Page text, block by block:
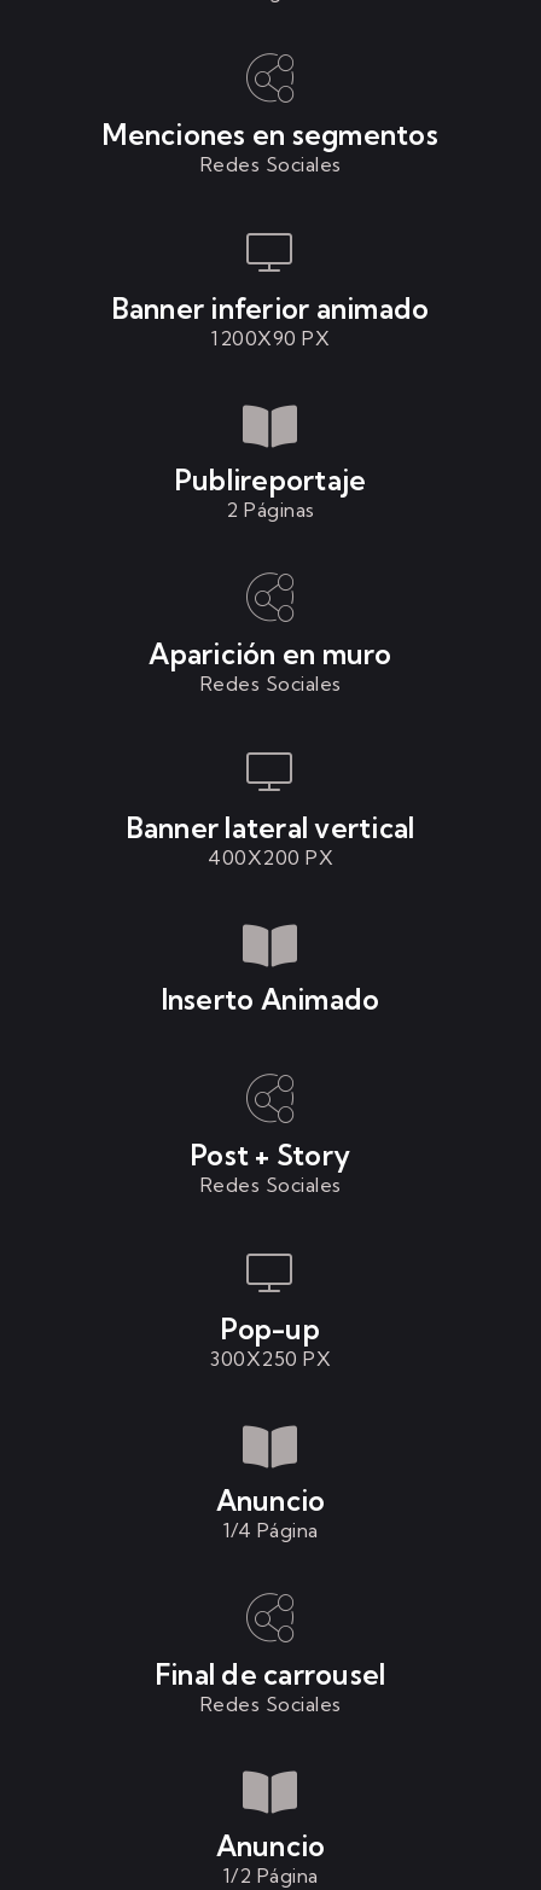
Menciones en segmentos
Redes Sociales
Banner inferior animado
1200X90 PX
Publireportaje
2 Páginas
Aparición en muro
Redes Sociales
Banner lateral vertical
400X200 PX
Inserto Animado
Post + Story
Redes Sociales
Pop-up
300X250 PX
Anuncio
1/4 Página
Final de carrousel
Redes Sociales
Anuncio
1/2 Página